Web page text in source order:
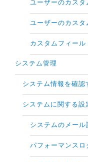
ユーザーのカス
ユーザーのカスタ
カスタムフィール
システム管理
システム情報を確認
システムに関する設
システムのメール
パフォーマンスロ